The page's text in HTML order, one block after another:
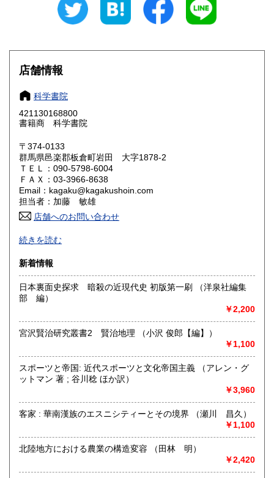
600円 三重県
大阪府
奈良県
鳥取県
岡山県
山口県 600円
香川県 愛媛県
高知県
熊本県 600円 大分県 600円
宮崎県 600円
沖縄県 600円
店舗情報
科学書院
421130168800
書籍商 科学書院
〒374-0133
群馬県邑楽郡板倉町岩田 大字1878-2
ＴＥＬ：090-5798-6004
ＦＡＸ：03-3966-8638
Email：kagaku@kagakushoin.com
担当者：加藤 敏雄
店舗へのお問い合わせ
主として、17世紀以降に発行された書誌学、自然誌、図書館
学、中國学、日本学に関連する外国語（英語、ラテン語、フ
ランス語、ドイツ語、スペイン語など）で記載された基本的
な学術資料を系統的に網羅。
沿線名：-
最寄駅：-
定休日：なし
連絡があれば相談する。
-
続きを読む
新着情報
日本裏面史探求 暗殺の近現代史 初版第一刷 （洋泉社編集
部 編）
￥2,200
宮沢賢治研究叢書2 賢治地理 （小沢 俊郎【編】）
￥1,100
スポーツと帝国: 近代スポーツと文化帝国主義 （アレン・グ
ットマン 著 ; 谷川稔 ほか訳）
￥3,960
客家 : 華南漢族のエスニシティーとその境界 （瀬川 昌久）
￥1,100
北陸地方における農業の構造変容 （田林 明）
￥2,420